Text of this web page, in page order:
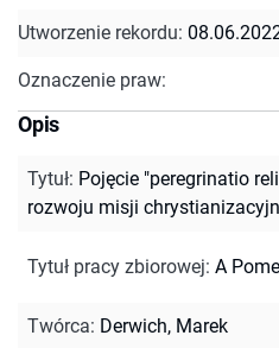
Utworzenie rekordu:
Oznaczenie praw:
Opis
Tytuł: Pojęcie "peregrinatio
rozwoju misji
Tytuł pracy zbiorowej: A
Twórca: Derwich, Marek